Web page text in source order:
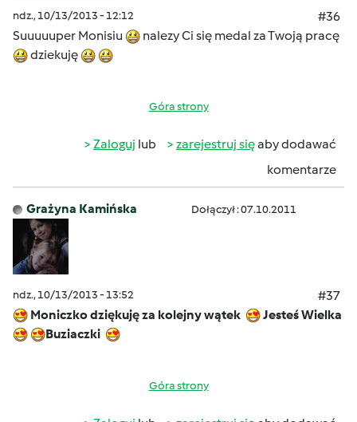
ndz., 10/13/2013 - 12:12
#36
Suuuuuper Monisiu
nalezy Ci się medal za Twoją pracę
dziekuję
Góra strony
Zaloguj lub zarejestruj sięaby dodawać
komentarze
Grażyna Kamińska Dołączył : 07.10.2011
ndz., 10/13/2013 - 13:52
#37
Moniczko dziękuję za kolejny wątek
Jesteś Wielka
Buziaczki
Góra strony